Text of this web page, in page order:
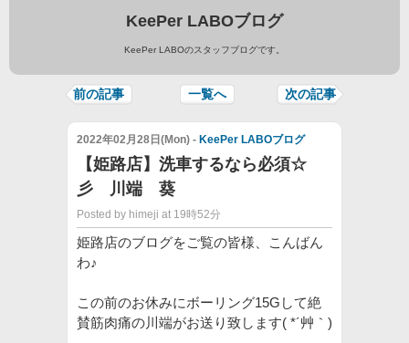
KeePer LABOブログ
KeePer LABOのスタッフブログです。
前の記事 一覧へ 次の記事
2022年02月28日(Mon) - KeePer LABOブログ
【姫路店】洗車するなら必須☆
彡 川端 葵
Posted by himeji at 19時52分
姫路店のブログをご覧の皆様、こんばん
わ♪
この前のお休みにボーリング15Gして絶
賛筋肉痛の川端がお送り致します( *´艸｀)